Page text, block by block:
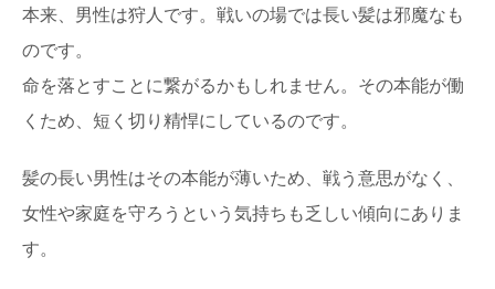
本来、男性は狩人です。戦いの場では長い髪は邪魔なも
のです。
命を落とすことに繋がるかもしれません。その本能が働
くため、短く切り精悍にしているのです。
髪の長い男性はその本能が薄いため、戦う意思がなく、
女性や家庭を守ろうという気持ちも乏しい傾向にありま
す。